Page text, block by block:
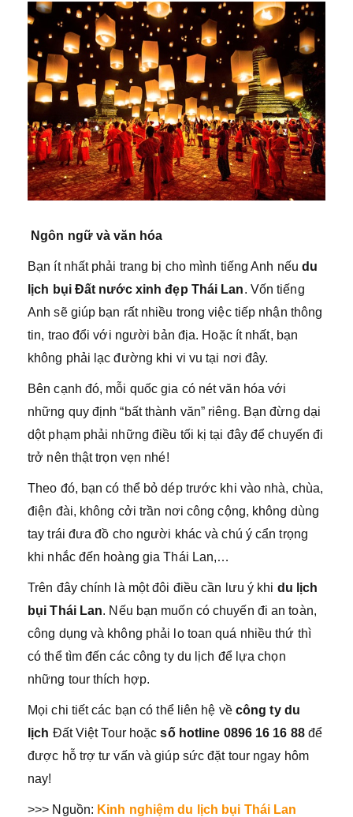
Ngôn ngữ và văn hóa
Bạn ít nhất phải trang bị cho mình tiếng Anh nếu du
lịch bụi Đất nước xinh đẹp Thái Lan. Vốn tiếng
Anh sẽ giúp bạn rất nhiều trong việc tiếp nhận thông
tin, trao đổi với người bản địa. Hoặc ít nhất, bạn
không phải lạc đường khi vi vu tại nơi đây.
Bên cạnh đó, mỗi quốc gia có nét văn hóa với
những quy định “bất thành văn” riêng. Bạn đừng dại
dột phạm phải những điều tối kị tại đây để chuyến đi
trở nên thật trọn vẹn nhé!
Theo đó, bạn có thể bỏ dép trước khi vào nhà, chùa,
điện đài, không cởi trần nơi công cộng, không dùng
tay trái đưa đồ cho người khác và chú ý cẩn trọng
khi nhắc đến hoàng gia Thái Lan,…
Trên đây chính là một đôi điều cần lưu ý khi du lịch
bụi Thái Lan. Nếu bạn muốn có chuyến đi an toàn,
công dụng và không phải lo toan quá nhiều thứ thì
có thể tìm đến các công ty du lịch để lựa chọn
những tour thích hợp.
Mọi chi tiết các bạn có thể liên hệ về công ty du
lịch Đất Việt Tour hoặcsố hotline 0896 16 16 88để
được hỗ trợ tư vấn và giúp sức đặt tour ngay hôm
nay!
>>> Nguồn: Kinh nghiệm du lịch bụi Thái Lan